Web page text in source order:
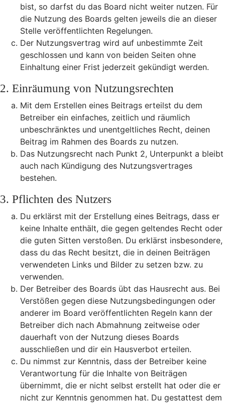
bist, so darfst du das Board nicht weiter nutzen. Für
die Nutzung des Boards gelten jeweils die an dieser
Stelle veröffentlichten Regelungen.
Der Nutzungsvertrag wird auf unbestimmte Zeit
geschlossen und kann von beiden Seiten ohne
Einhaltung einer Frist jederzeit gekündigt werden.
2. Einräumung von Nutzungsrechten
Mit dem Erstellen eines Beitrags erteilst du dem
Betreiber ein einfaches, zeitlich und räumlich
unbeschränktes und unentgeltliches Recht, deinen
Beitrag im Rahmen des Boards zu nutzen.
Das Nutzungsrecht nach Punkt 2, Unterpunkt a bleibt
auch nach Kündigung des Nutzungsvertrages
bestehen.
3. Pflichten des Nutzers
Du erklärst mit der Erstellung eines Beitrags, dass er
keine Inhalte enthält, die gegen geltendes Recht oder
die guten Sitten verstoßen. Du erklärst insbesondere,
dass du das Recht besitzt, die in deinen Beiträgen
verwendeten Links und Bilder zu setzen bzw. zu
verwenden.
Der Betreiber des Boards übt das Hausrecht aus. Bei
Verstößen gegen diese Nutzungsbedingungen oder
anderer im Board veröffentlichten Regeln kann der
Betreiber dich nach Abmahnung zeitweise oder
dauerhaft von der Nutzung dieses Boards
ausschließen und dir ein Hausverbot erteilen.
Du nimmst zur Kenntnis, dass der Betreiber keine
Verantwortung für die Inhalte von Beiträgen
übernimmt, die er nicht selbst erstellt hat oder die er
nicht zur Kenntnis genommen hat. Du gestattest dem